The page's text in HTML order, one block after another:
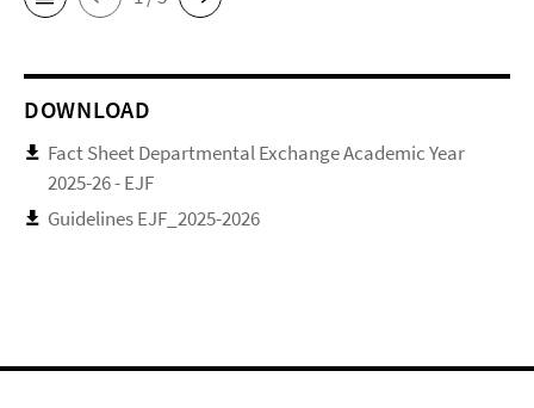
DOWNLOAD
Fact Sheet Departmental Exchange Academic Year
2025-26 - EJF
Guidelines EJF_2025-2026